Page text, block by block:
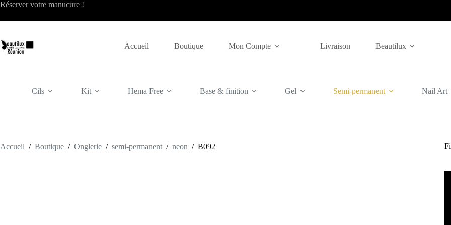
Passer
contenu
Réserver votre manucure !
Accueil Boutique Mon Compte Livraison Beautilux
Cils Kit Hema Free Base & finition Gel Semi-permanent Nail Art
Accueil / Boutique / Onglerie / semi-permanent / neon / B092